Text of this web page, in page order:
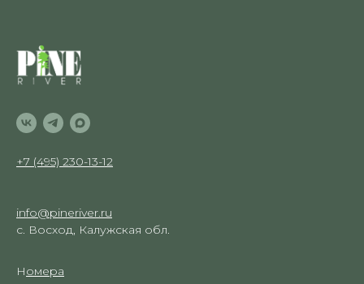
+7 (495) 230-13-12
info@pineriver.ru
с. Восход, Калужская обл.
Номера